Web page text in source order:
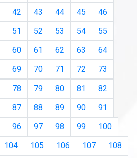
42 43 44 45
46
51 52 53 54
55
60 61 62 63
64
69 70 71 72
73
78 79 80 81
82
87 88 89 90
91
96 97 98 99
100
104 105 106 107
108